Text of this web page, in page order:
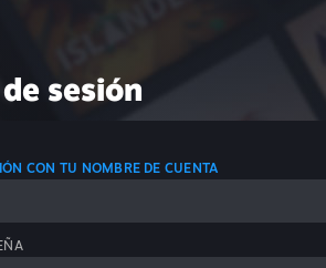
sesión
CON TU NOMBRE DE CUENTA